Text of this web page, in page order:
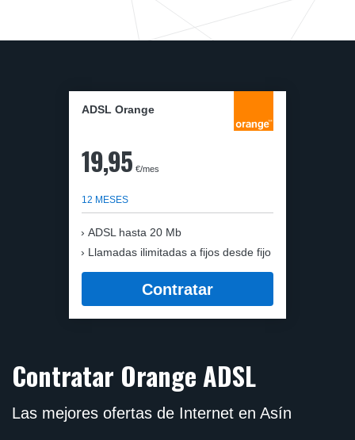
ADSL Orange
19,95 €/mes
12 MESES
ADSL hasta 20 Mb
Llamadas ilimitadas a fijos desde fijo
Contratar
Contratar Orange ADSL
Las mejores ofertas de Internet en Asín